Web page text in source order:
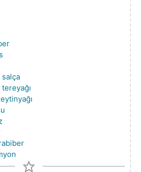
salça
tereyağı